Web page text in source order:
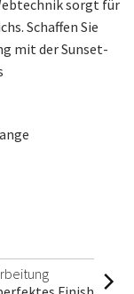
sorgt für
Schaffen Sie
mit der Sunset-